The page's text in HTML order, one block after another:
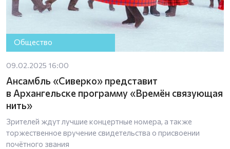
Общество
09.02.2025 16:00
Ансамбль «Сиверко» представит
в Архангельске программу «Времён связующая
нить»
Зрителей ждут лучшие концертные номера, а также
торжественное вручение свидетельства о присвоении
почётного звания